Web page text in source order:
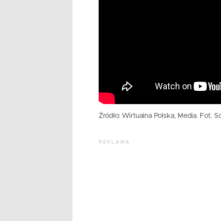
Źródło: Wirtualna Polska, Media. Fot.
REKLAMA